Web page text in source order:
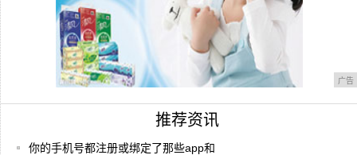
广告
推荐资讯
你的手机号都注册或绑定了那些app和